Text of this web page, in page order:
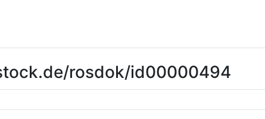
rosdok/id00000494